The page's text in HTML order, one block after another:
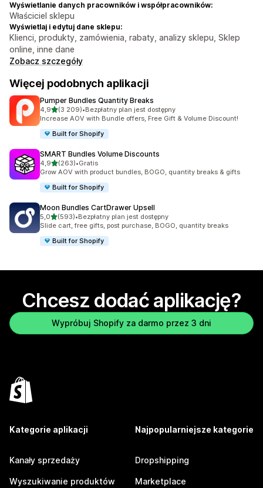
Wyświetlanie danych pracowników i współpracowników:
Właściciel sklepu
Wyświetlaj i edytuj dane sklepu:
Klienci, produkty, zamówienia, rabaty, analizy sklepu, Sklep
online, inne dane
Zobacz szczegóły
Więcej podobnych aplikacji
Pumper Bundles Quantity Breaks
4,9na 5 gwiazdek
(3 209)
Łączna liczba recenzji: 3209
•Bezpłatny plan jest dostępny
Increase AOV with Bundle offers, Free Gift & Volume Discount!
Built for Shopify
SMART Bundles Volume Discounts
4,9na 5 gwiazdek
(263)
Łączna liczba recenzji: 263
•Gratis
Grow AOV with product bundles, BOGO, quantity breaks & gifts
Built for Shopify
Moon Bundles CartDrawer Upsell
5,0na 5 gwiazdek
(593)
Łączna liczba recenzji: 593
•Bezpłatny plan jest dostępny
Slide cart, free gifts, post purchase, BOGO, quantity breaks
Built for Shopify
Chcesz dodać aplikację?
Wypróbuj Shopify za darmo przez 3 dni
Kategorie aplikacji
Kanały sprzedaży
Wyszukiwanie produktów
Najpopularniejsze kategorie
Dropshipping
Marketplace